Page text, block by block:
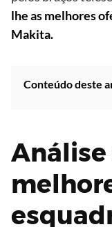
lhe as melhores
Makita.
Conteúdo deste